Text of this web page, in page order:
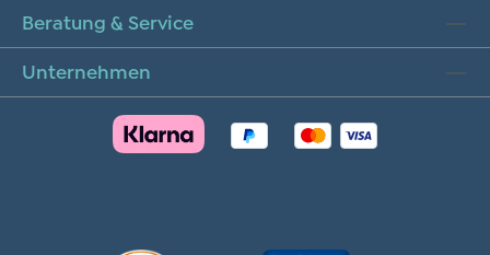
Beratung & Service
Unternehmen